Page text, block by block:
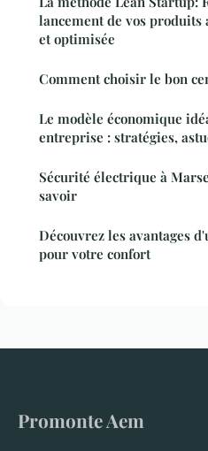
lancement de vos produits
et optimisée
Comment choisir le bon
Le modèle économique
entreprise : stratégies,
Sécurité électrique à
savoir
Découvrez les avantages
pour votre confort
Promonte Aem